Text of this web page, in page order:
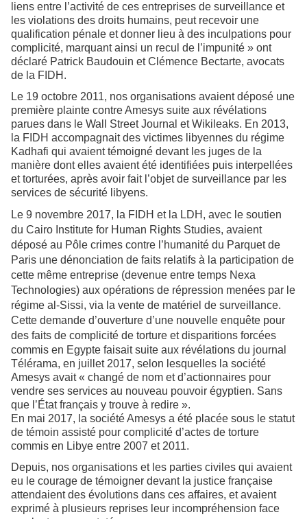
liens entre l’activité de ces entreprises de surveillance et
les violations des droits humains, peut recevoir une
qualification pénale et donner lieu à des inculpations pour
complicité, marquant ainsi un recul de l’impunité » ont
déclaré Patrick Baudouin et Clémence Bectarte, avocats
de la FIDH.
Le 19 octobre 2011, nos organisations avaient déposé une
première plainte contre Amesys suite aux révélations
parues dans le Wall Street Journal et Wikileaks. En 2013,
la FIDH accompagnait des victimes libyennes du régime
Kadhafi qui avaient témoigné devant les juges de la
manière dont elles avaient été identifiées puis interpellées
et torturées, après avoir fait l’objet de surveillance par les
services de sécurité libyens.
Le 9 novembre 2017, la FIDH et la LDH, avec le soutien
du Cairo Institute for Human Rights Studies, avaient
déposé au Pôle crimes contre l’humanité du Parquet de
Paris une dénonciation de faits relatifs à la participation de
cette même entreprise (devenue entre temps Nexa
Technologies) aux opérations de répression menées par le
régime al-Sissi, via la vente de matériel de surveillance.
Cette demande d’ouverture d’une nouvelle enquête pour
des faits de complicité de torture et disparitions forcées
commis en Egypte faisait suite aux révélations du journal
Télérama, en juillet 2017, selon lesquelles la société
Amesys avait « changé de nom et d’actionnaires pour
vendre ses services au nouveau pouvoir égyptien. Sans
que l’État français y trouve à redire ».
En mai 2017, la société Amesys a été placée sous le statut
de témoin assisté pour complicité d’actes de torture
commis en Libye entre 2007 et 2011.
Depuis, nos organisations et les parties civiles qui avaient
eu le courage de témoigner devant la justice française
attendaient des évolutions dans ces affaires, et avaient
exprimé à plusieurs reprises leur incompréhension face